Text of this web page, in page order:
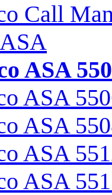
Call
ASA
ASA
ASA
ASA
ASA